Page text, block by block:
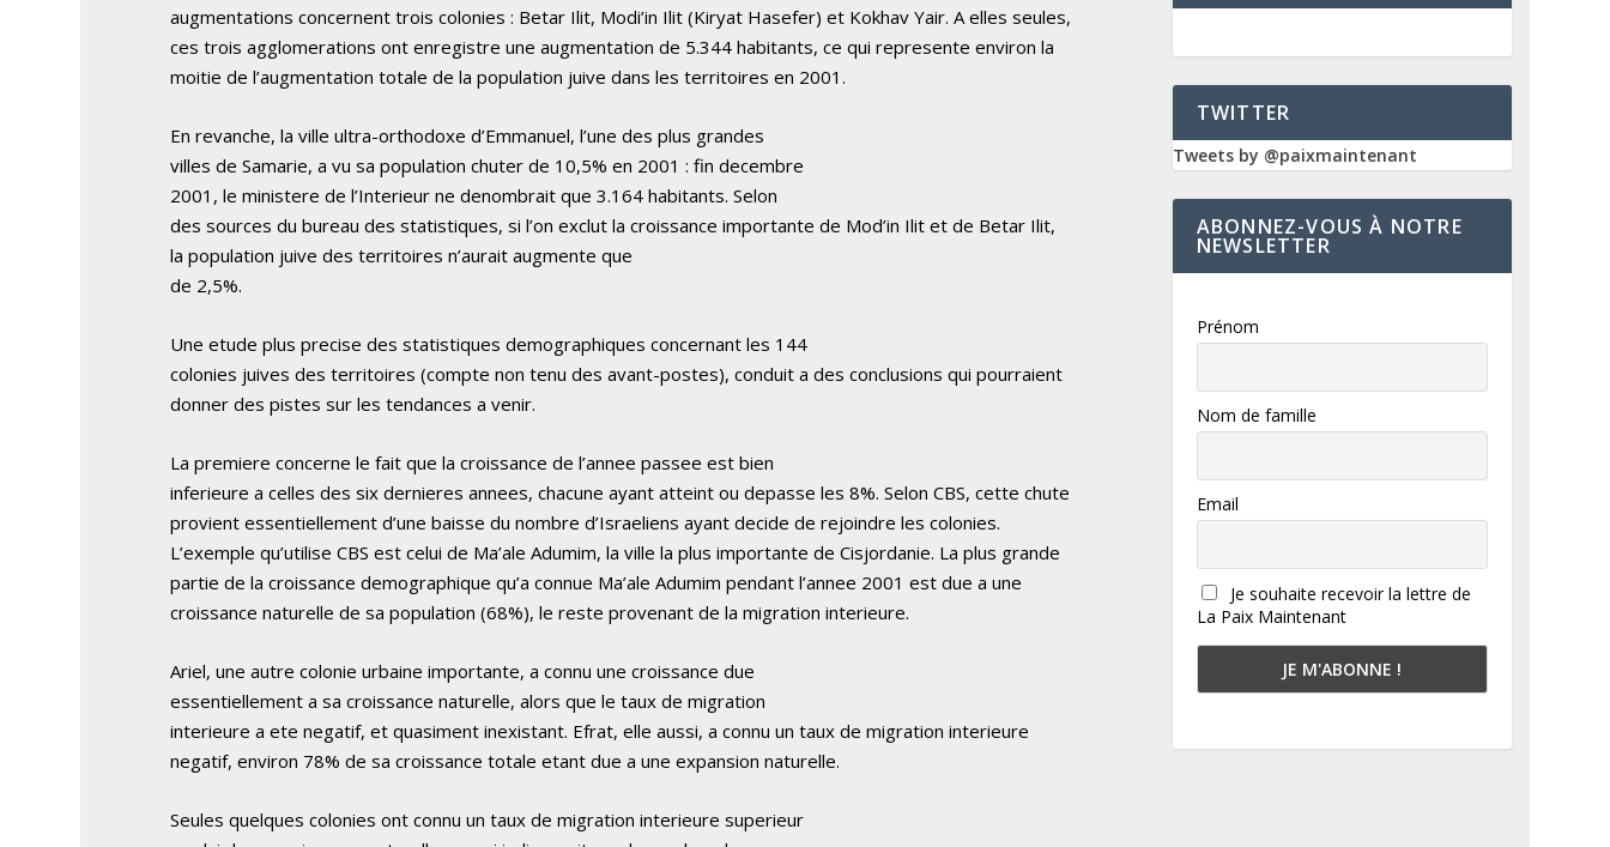
augmentations concernent trois colonies : Betar Ilit, Modi’in Ilit (Kiryat Hasefer) et Kokhav Yair. A elles seules,
ces trois agglomerations ont enregistre une augmentation de 5.344 habitants, ce qui represente environ la
moitie de l’augmentation totale de la population juive dans les territoires en 2001.
En revanche, la ville ultra-orthodoxe d’Emmanuel, l’une des plus grandes
villes de Samarie, a vu sa population chuter de 10,5% en 2001 : fin decembre
2001, le ministere de l’Interieur ne denombrait que 3.164 habitants. Selon
des sources du bureau des statistiques, si l’on exclut la croissance importante de Mod’in Ilit et de Betar Ilit,
la population juive des territoires n’aurait augmente que
de 2,5%.
Une etude plus precise des statistiques demographiques concernant les 144
colonies juives des territoires (compte non tenu des avant-postes), conduit a des conclusions qui pourraient
donner des pistes sur les tendances a venir.
La premiere concerne le fait que la croissance de l’annee passee est bien
inferieure a celles des six dernieres annees, chacune ayant atteint ou depasse les 8%. Selon CBS, cette chute
provient essentiellement d’une baisse du nombre d’Israeliens ayant decide de rejoindre les colonies.
L’exemple qu’utilise CBS est celui de Ma’ale Adumim, la ville la plus importante de Cisjordanie. La plus grande
partie de la croissance demographique qu’a connue Ma’ale Adumim pendant l’annee 2001 est due a une
croissance naturelle de sa population (68%), le reste provenant de la migration interieure.
Ariel, une autre colonie urbaine importante, a connu une croissance due
essentiellement a sa croissance naturelle, alors que le taux de migration
interieure a ete negatif, et quasiment inexistant. Efrat, elle aussi, a connu un taux de migration interieure
negatif, environ 78% de sa croissance totale etant due a une expansion naturelle.
Seules quelques colonies ont connu un taux de migration interieure superieur
TWITTER
Tweets by @paixmaintenant
ABONNEZ-VOUS À NOTRE
NEWSLETTER
Prénom
Nom de famille
Email
Je souhaite recevoir la lettre de
La Paix Maintenant